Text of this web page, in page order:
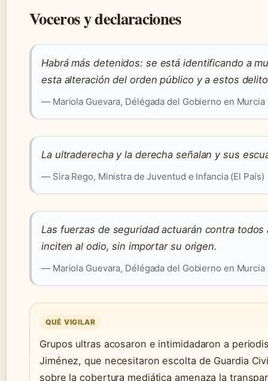
Voceros y declaraciones
Habrá más detenidos: se está identificando a
esta alteración del orden público y a estos
— Mariola Guevara, Délégada del Gobierno en Murcia
La ultraderecha y la derecha señalan y sus
— Sira Rego, Ministra de Juventud e Infancia (El País)
Las fuerzas de seguridad actuarán contra
inciten al odio, sin importar su origen.
— Mariola Guevara, Délégada del Gobierno en Murcia
QUÉ VIGILAR
Grupos ultras acosaron e intimidadaron a
Jiménez, que necesitaron escolta de Guardia
sobre la cobertura mediática amenaza la